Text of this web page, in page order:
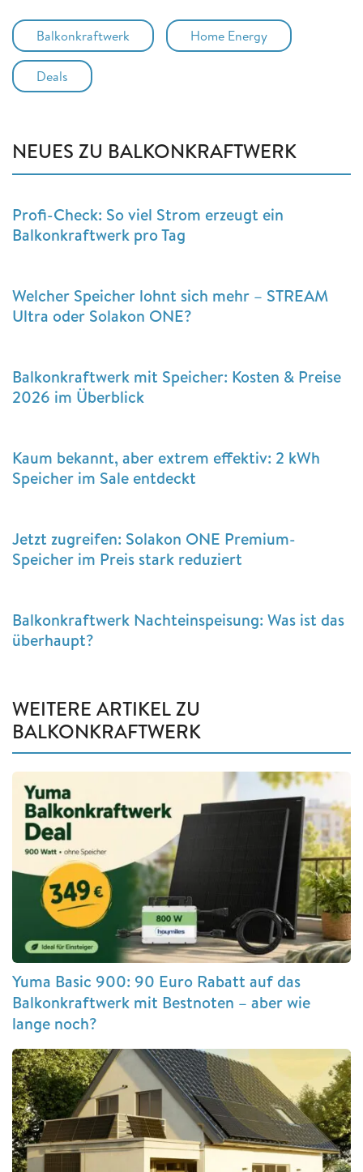
Balkonkraftwerk Home Energy
Deals
NEUES ZU BALKONKRAFTWERK
Profi-Check: So viel Strom erzeugt ein
Balkonkraftwerk pro Tag
Welcher Speicher lohnt sich mehr – STREAM
Ultra oder Solakon ONE?
Balkonkraftwerk mit Speicher: Kosten & Preise
2026 im Überblick
Kaum bekannt, aber extrem effektiv: 2 kWh
Speicher im Sale entdeckt
Jetzt zugreifen: Solakon ONE Premium-
Speicher im Preis stark reduziert
Balkonkraftwerk Nachteinspeisung: Was ist das
überhaupt?
WEITERE ARTIKEL ZU
BALKONKRAFTWERK
Yuma Basic 900: 90 Euro Rabatt auf das
Balkonkraftwerk mit Bestnoten – aber wie
lange noch?